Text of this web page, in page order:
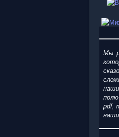
Мы
pdf,